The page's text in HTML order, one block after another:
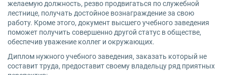
желаемую должность, резво продвигаться по служебной
лестнице, получать достойное вознаграждение за свою
работу. Кроме этого, документ высшего учебного заведения
поможет получить совершенно другой статус в обществе,
обеспечив уважение коллег и окружающих.
Диплом нужного учебного заведения, заказать который не
составит труда, предоставит своему владельцу ряд приятных